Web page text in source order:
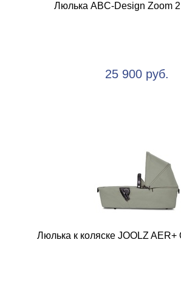
Люлька ABC-Design Zoom
25 900 руб.
Люлька к коляске JOOLZ